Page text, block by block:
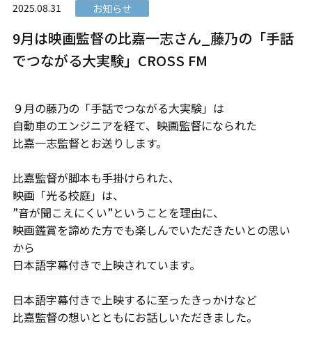
2025.08.31 お知らせ
9月は映画監督の比嘉一志さん_藤乃の「手話
でつながる大実験」CROSS FM
９月の藤乃の「手話でつながる大実験」は
自動車のエンジニアを経て、映画監督になられた
比嘉一志監督とお送りします。
比嘉監督が脚本も手掛けられた、
映画「光る校庭」は、
”音が聞こえにくい”ということを理由に、
映画鑑賞を諦めた方でも楽しんでいただきたいとの思い
から
日本語字幕付きで上映されています。
日本語字幕付きで上映するに至ったきっかけなど
比嘉監督の想いとともにお話しいただきました。